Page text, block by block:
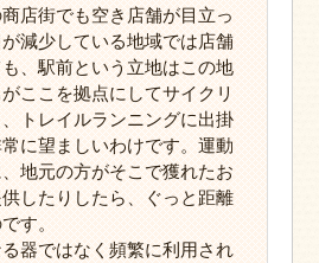
店街でも空き店舗が目立っ
減少している地域では店舗
、駅前という立地はこの地
ここを拠点にしてサイクリ
トレイルランニングに出掛
に望ましいわけです。運動
地元の方がそこで獲れたお
したりしたら、ぐっと距離
す。
器ではなく頻繁に利用され